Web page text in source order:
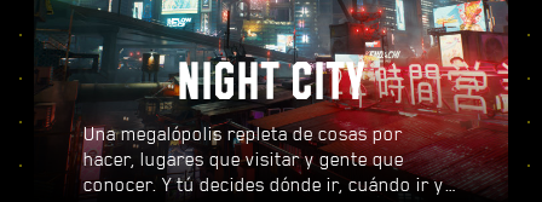
NIGHT CITY
Una megalópolis repleta de cosas por
hacer, lugares que visitar y gente que
conocer. Y tú decides dónde ir, cuándo ir y